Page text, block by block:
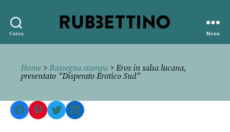
Cerca
editore
Menu
Home > Rassegna stampa> Eros in salsa lucana,
presentato “Disperato Erotico Sud”
Facebook
Pinterest
TwitterLinkedIn